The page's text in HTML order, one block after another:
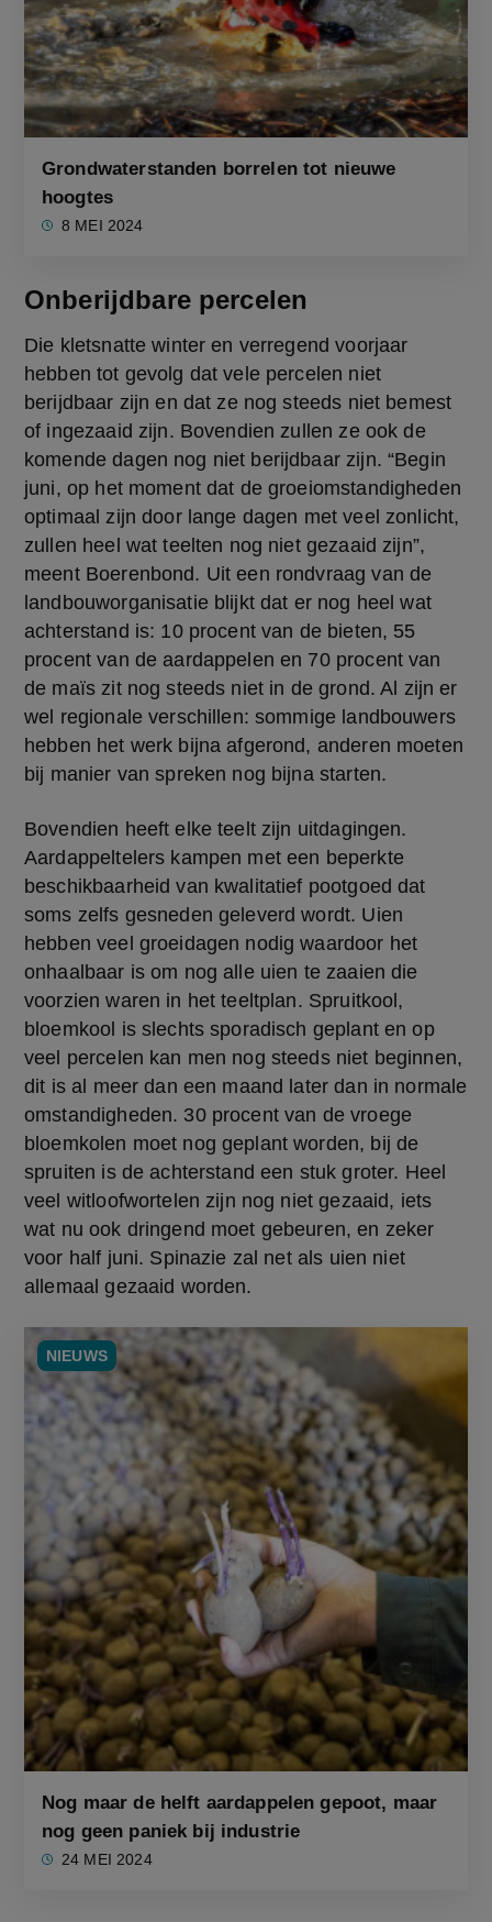
Grondwaterstanden borrelen tot nieuwe
hoogtes
8 MEI 2024
Onberijdbare percelen
Die kletsnatte winter en verregend voorjaar
hebben tot gevolg dat vele percelen niet
berijdbaar zijn en dat ze nog steeds niet bemest
of ingezaaid zijn. Bovendien zullen ze ook de
komende dagen nog niet berijdbaar zijn. “Begin
juni, op het moment dat de groeiomstandigheden
optimaal zijn door lange dagen met veel zonlicht,
zullen heel wat teelten nog niet gezaaid zijn”,
meent Boerenbond. Uit een rondvraag van de
landbouworganisatie blijkt dat er nog heel wat
achterstand is: 10 procent van de bieten, 55
procent van de aardappelen en 70 procent van
de maïs zit nog steeds niet in de grond. Al zijn er
wel regionale verschillen: sommige landbouwers
hebben het werk bijna afgerond, anderen moeten
bij manier van spreken nog bijna starten.
Bovendien heeft elke teelt zijn uitdagingen.
Aardappeltelers kampen met een beperkte
beschikbaarheid van kwalitatief pootgoed dat
soms zelfs gesneden geleverd wordt. Uien
hebben veel groeidagen nodig waardoor het
onhaalbaar is om nog alle uien te zaaien die
voorzien waren in het teeltplan. Spruitkool,
bloemkool is slechts sporadisch geplant en op
veel percelen kan men nog steeds niet beginnen,
dit is al meer dan een maand later dan in normale
omstandigheden. 30 procent van de vroege
bloemkolen moet nog geplant worden, bij de
spruiten is de achterstand een stuk groter. Heel
veel witloofwortelen zijn nog niet gezaaid, iets
wat nu ook dringend moet gebeuren, en zeker
voor half juni. Spinazie zal net als uien niet
allemaal gezaaid worden.
NIEUWS
Nog maar de helft aardappelen gepoot, maar
nog geen paniek bij industrie
24 MEI 2024